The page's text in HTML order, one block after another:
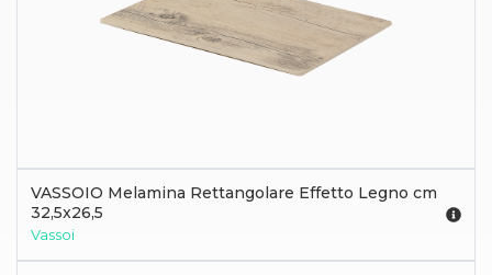
VASSOIO Melamina Rettangolare Effetto Legno cm
32,5x26,5
Vassoi